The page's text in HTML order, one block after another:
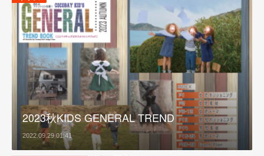
2023秋KIDS GENERAL TREND
2022.09.29 01:41